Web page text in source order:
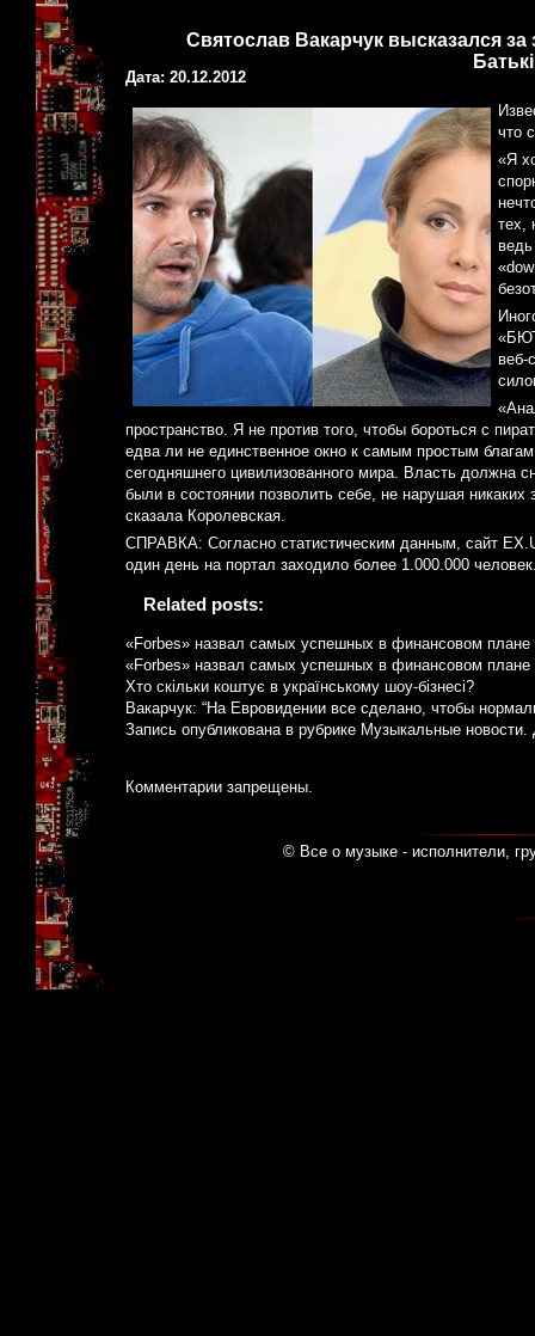
Святослав Вакарчук высказался
Дата: 20.12.2012
что
«Я
тех,
веб-
пространство. Я не против того, чтобы бороться с
едва ли не единственное окно к самым простым
сегодняшнего цивилизованного мира. Власть должна
были в состоянии позволить себе, не нарушая никаких
сказала Королевская.
СПРАВКА: Согласно статистическим данным, сайт
один день на портал заходило более 1.000.000
Related posts:
«Forbes» назвал самых успешных в финансовом плане
«Forbes» назвал самых успешных в финансовом плане
Хто скільки коштує в українському шоу-бізнесі?
Вакарчук: “На Евровидении все сделано, чтобы
Запись опубликована в рубрике Музыкальные новости.
Комментарии запрещены.
© Все о музыке - исполнители,